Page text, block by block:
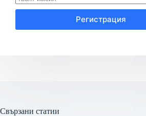
Регистрация
Свързани статии